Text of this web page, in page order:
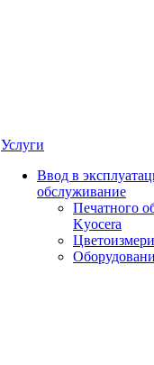
Услуги
Ввод в
обслуживание
Печатного
Kyocera